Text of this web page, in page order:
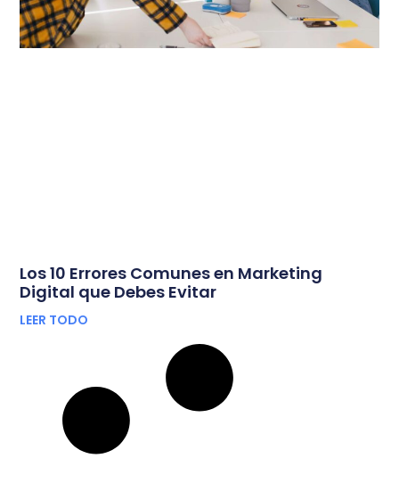
Los 10 Errores Comunes en Marketing
Digital que Debes Evitar
LEER TODO